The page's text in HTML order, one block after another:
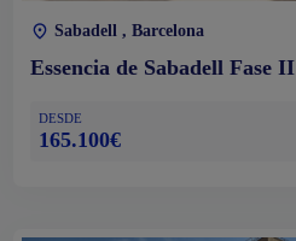
Sabadell , Barcelona
Essencia de Sabadell Fase II
DESDE
165.100€